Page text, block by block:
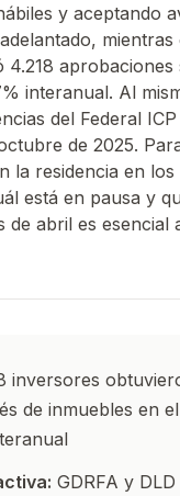
y aceptando
mientras
4.218 aprobaciones
interanual. Al
del Federal
de 2025.
la residencia en los
está en pausa y
abril es esencial
inversores
de inmuebles en el
GDRFA y DLD